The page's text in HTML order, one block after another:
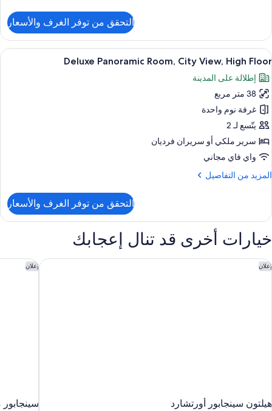
Deluxe
Room,
City
التحقق من توفر الغرف والأسعار
استعراض
جميع
صور
Deluxe
Panoramic
Room,
City
View,
High
Floor
أغطية فراش متميزة وميني بار وخزنة
6
Deluxe Panoramic Room, City View, High Floor
إطلالة على المدينة
38 متر مربع
غرفة نوم واحدة
يتّسع لـ 2
سرير ملكي‫‬ أو سريران فرديان
واي فاي مجاني
المزيد من التفاصيل
المزيد
Deluxe
Panoramic
Room,
City
View,
High
التحقق من توفر الغرف والأسعار
خيارات أخرى قد تنال إعجابك
إعلان
هيلتون سينجابور أورتشارد
هيلتون سينجابور أورتشارد إعلان
سينجابور
سينجابور